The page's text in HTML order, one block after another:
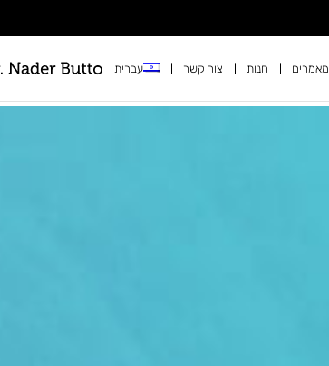
מאמרים חנות צור קשר עברית